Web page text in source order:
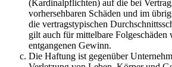
(Kardinalpflichten) auf die bei
vorhersehbaren Schäden und im
die vertragstypischen
gilt auch für mittelbare Folgeschäden
entgangenen Gewinn.
Die Haftung ist gegenüber